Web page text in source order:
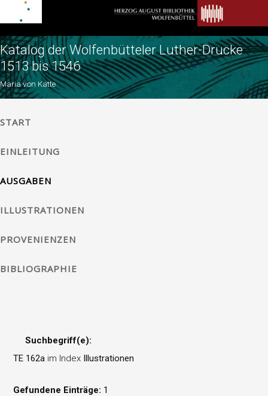
Katalog der Wolfenbütteler Luther-Drucke
1513 bis 1546
Maria von Katte
START
EINLEITUNG
AUSGABEN
ILLUSTRATIONEN
PROVENIENZEN
BIBLIOGRAPHIE
Suchbegriff(e):
TE 162a im Index Illustrationen
Gefundene Einträge: 1